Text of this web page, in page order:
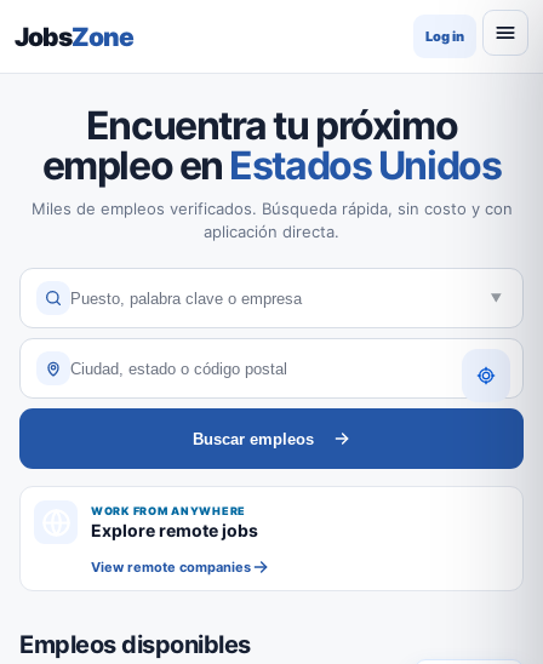
JobsZone Log in
Encuentra tu próximo
empleo en Estados Unidos
Miles de empleos verificados. Búsqueda rápida, sin costo y con
aplicación directa.
Buscar empleos
WORK FROM ANYWHERE
Explore remote jobs
View remote companies
Empleos disponibles